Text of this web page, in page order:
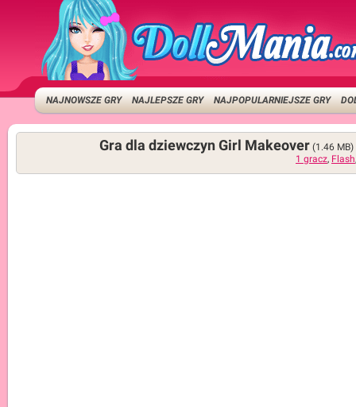
NAJNOWSZE GRY NAJLEPSZE GRY NAJPOPULARNIEJSZE GRY
Gra dla dziewczyn Girl Makeover (1.46 MB)
1 gracz, Flash